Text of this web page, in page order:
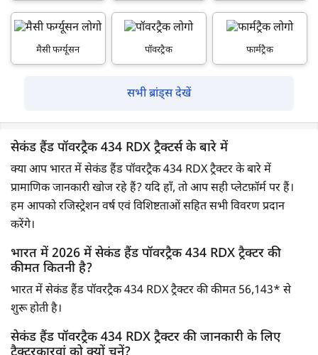
मैसी फर्ग्यूसन पॉवरट्रैक फार्मट्रैक
सभी ब्रांड्स देखें
सेकंड हैंड पॉवरट्रैक 434 RDX ट्रैक्टर्स के बारे में
क्या आप भारत में सेकंड हैंड पॉवरट्रैक 434 RDX ट्रैक्टर के बारे में
प्रामाणिक जानकारी खोज रहे हैं? यदि हाँ, तो आप सही प्लेटफ़ॉर्म पर हैं।
हम आपको रजिस्ट्रेशन वर्ष एवं विशिष्टताओं सहित सभी विवरण प्रदान
करेंगे।
भारत में 2026 में सेकंड हैंड पॉवरट्रैक 434 RDX ट्रैक्टर की
कीमत कितनी है?
भारत में सेकंड हैंड पॉवरट्रैक 434 RDX ट्रैक्टर की कीमत 56,143* से
शुरू होती है।
सेकंड हैंड पॉवरट्रैक 434 RDX ट्रैक्टर की जानकारी के लिए